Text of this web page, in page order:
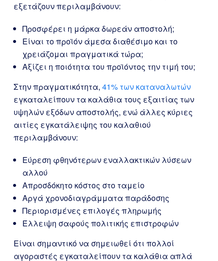
εξετάζουν περιλαμβάνουν:
Προσφέρει η μάρκα δωρεάν αποστολή;
Είναι το προϊόν άμεσα διαθέσιμο και το
χρειάζομαι πραγματικά τώρα;
Αξίζει η ποιότητα του προϊόντος την τιμή του;
Στην πραγματικότητα, 41% των καταναλωτών
εγκαταλείπουν τα καλάθια τους εξαιτίας των
υψηλών εξόδων αποστολής, ενώ άλλες κύριες
αιτίες εγκατάλειψης του καλαθιού
περιλαμβάνουν:
Εύρεση φθηνότερων εναλλακτικών λύσεων
αλλού
Απροσδόκητο κόστος στο ταμείο
Αργά χρονοδιαγράμματα παράδοσης
Περιορισμένες επιλογές πληρωμής
Έλλειψη σαφούς πολιτικής επιστροφών
Είναι σημαντικό να σημειωθεί ότι πολλοί
αγοραστές εγκαταλείπουν τα καλάθια απλά